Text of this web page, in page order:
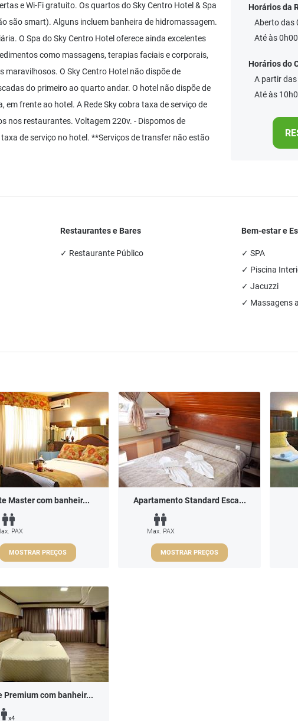
e Wi-Fi gratuito. Os quartos do Sky Centro Hotel & Spa
são smart). Alguns incluem banheira de hidromassagem.
O Spa do Sky Centro Hotel oferece ainda excelentes
como massagens, terapias faciais e corporais,
O Sky Centro Hotel não dispõe de
do primeiro ao quarto andar. O hotel não dispõe de
frente ao hotel. A Rede Sky cobra taxa de serviço de
nos restaurantes. Voltagem 220v. - Dispomos de
de serviço no hotel. **Serviços de transfer não estão
Horários da
Aberto das
Até às
Horários do
A partir
Até às
Restaurantes e Bares
✓ Restaurante Público
Bem-estar e
✓ SPA
✓ Piscina
✓ Jacuzzi
✓ Massagens
Master com banheir...
PAX
MOSTRAR PREÇOS
Apartamento Standard Esca...
Max. PAX
MOSTRAR PREÇOS
Premium com banheir...
x4